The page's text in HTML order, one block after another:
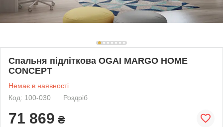
Спальня підліткова OGAI MARGO HOME
CONCEPT
Немає в наявності
Код: 100-030
Роздріб
71 869 ₴